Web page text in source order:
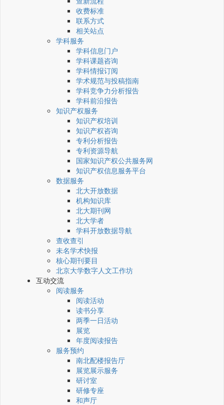
收费标准
联系方式
相关站点
学科服务
学科信息门户
学科课题咨询
学科情报订阅
学术规范与投稿指南
学科竞争力分析报告
学科前沿报告
知识产权服务
知识产权培训
知识产权咨询
专利分析报告
专利资源导航
国家知识产权公共服务网
知识产权信息服务平台
数据服务
北大开放数据
机构知识库
北大期刊网
北大学者
学科开放数据导航
查收查引
未名学术快报
核心期刊要目
北京大学数字人文工作坊
互动交流
阅读服务
阅读活动
读书分享
两季一日活动
展览
年度阅读报告
服务预约
南北配楼报告厅
展览展示服务
研讨室
研修专座
和声厅